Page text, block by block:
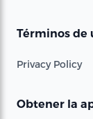
Términos de
Privacy Policy
Obtener la